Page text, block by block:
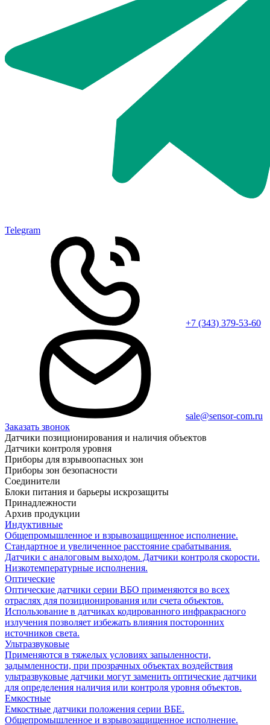
Telegram
+7 (343) 379-53-60
sale@sensor-com.ru
Заказать звонок
Датчики позиционирования и наличия объектов
Датчики контроля уровня
Приборы для взрывоопасных зон
Приборы зон безопасности
Соединители
Блоки питания и барьеры искрозащиты
Принадлежности
Архив продукции
Индуктивные
Общепромышленное и взрывозащищенное исполнение.
Стандартное и увеличенное расстояние срабатывания.
Датчики с аналоговым выходом. Датчики контроля скорости.
Низкотемпературные исполнения.
Оптические
Оптические датчики серии ВБО применяются во всех
отраслях для позиционирования или счета объектов.
Использование в датчиках кодированного инфракрасного
излучения позволяет избежать влияния посторонних
источников света.
Ультразвуковые
Применяются в тяжелых условиях запыленности,
задымленности, при прозрачных объектах воздействия
ультразвуковые датчики могут заменить оптические датчики
для определения наличия или контроля уровня объектов.
Емкостные
Емкостные датчики положения серии ВБЕ.
Общепромышленное и взрывозащищенное исполнение.